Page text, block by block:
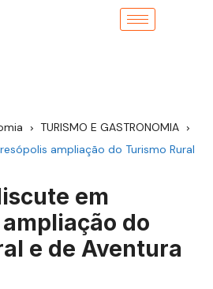
TURISMO E GASTRONOMIA
ampliação do Turismo Rural
em
do
e de Aventura